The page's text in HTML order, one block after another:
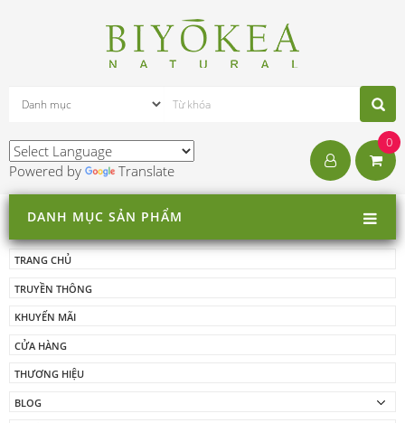
Powered by Translate
0
DANH MỤC SẢN PHẨM
TRANG CHỦ
TRUYỀN THÔNG
KHUYẾN MÃI
CỬA HÀNG
THƯƠNG HIỆU
BLOG